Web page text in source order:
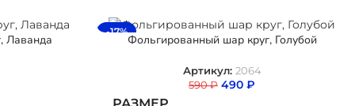
Лаванда
-17%
Фольгированный шар круг, Голубой
Артикул: 2064
590₽ 490 ₽